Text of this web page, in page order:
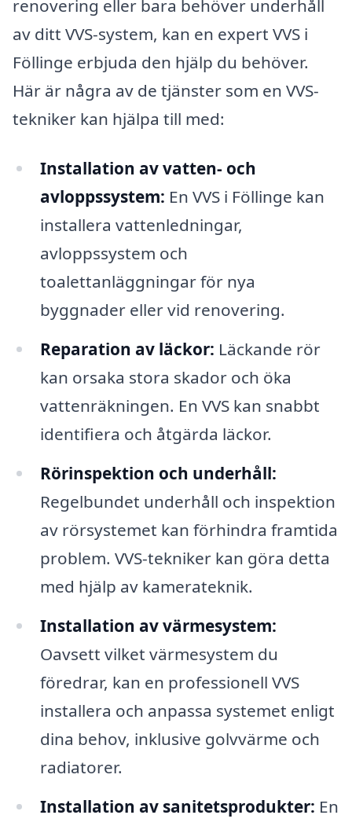
renovering eller bara behöver underhåll
av ditt VVS-system, kan en expert VVS i
Föllinge erbjuda den hjälp du behöver.
Här är några av de tjänster som en VVS-
tekniker kan hjälpa till med:
Installation av vatten- och
avloppssystem: En VVS i Föllinge kan
installera vattenledningar,
avloppssystem och
toalettanläggningar för nya
byggnader eller vid renovering.
Reparation av läckor: Läckande rör
kan orsaka stora skador och öka
vattenräkningen. En VVS kan snabbt
identifiera och åtgärda läckor.
Rörinspektion och underhåll:
Regelbundet underhåll och inspektion
av rörsystemet kan förhindra framtida
problem. VVS-tekniker kan göra detta
med hjälp av kamerateknik.
Installation av värmesystem:
Oavsett vilket värmesystem du
föredrar, kan en professionell VVS
installera och anpassa systemet enligt
dina behov, inklusive golvvärme och
radiatorer.
Installation av sanitetsprodukter: En